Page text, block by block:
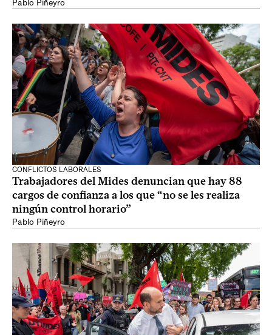
Pablo Piñeyro
CONFLICTOS LABORALES
Trabajadores del Mides denuncian que hay 88
cargos de confianza a los que “no se les realiza
ningún control horario”
Pablo Piñeyro